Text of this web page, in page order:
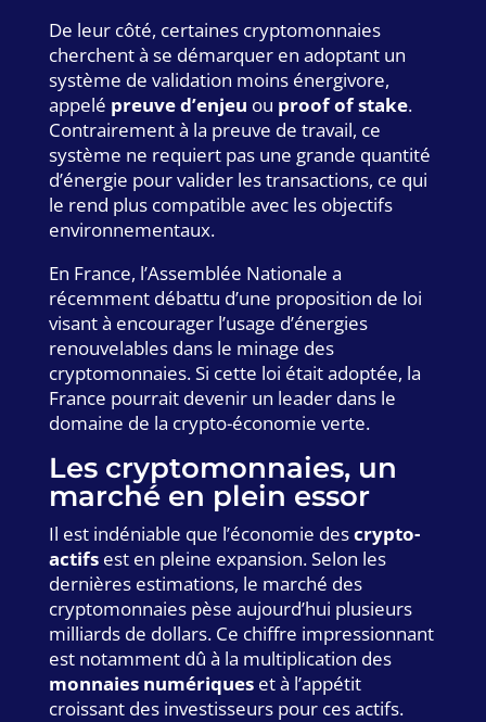
De leur côté, certaines cryptomonnaies
cherchent à se démarquer en adoptant un
système de validation moins énergivore,
appelé preuve d’enjeu ou proof of stake.
Contrairement à la preuve de travail, ce
système ne requiert pas une grande quantité
d’énergie pour valider les transactions, ce qui
le rend plus compatible avec les objectifs
environnementaux.
En France, l’Assemblée Nationale a
récemment débattu d’une proposition de loi
visant à encourager l’usage d’énergies
renouvelables dans le minage des
cryptomonnaies. Si cette loi était adoptée, la
France pourrait devenir un leader dans le
domaine de la crypto-économie verte.
Les cryptomonnaies, un
marché en plein essor
Il est indéniable que l’économie descrypto-
actifsest en pleine expansion. Selon les
dernières estimations, le marché des
cryptomonnaies pèse aujourd’hui plusieurs
milliards de dollars. Ce chiffre impressionnant
est notamment dû à la multiplication des
monnaies numériqueset à l’appétit
croissant des investisseurs pour ces actifs.